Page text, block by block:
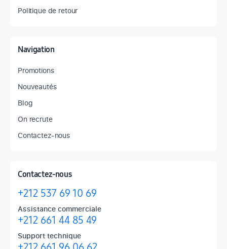
Politique de retour
Navigation
Promotions
Nouveautés
Blog
On recrute
Contactez-nous
Contactez-nous
+212 537 69 10 69
Assistance commerciale
+212 661 44 85 49
Support technique